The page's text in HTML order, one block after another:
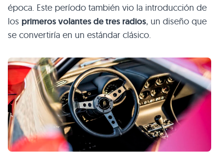
época. Este período también vio la introducción de
los primeros volantes de tres radios, un diseño que
se convertiría en un estándar clásico.